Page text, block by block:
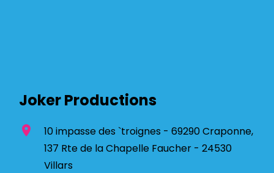
Joker Productions
location_on
10 impasse des `troignes - 69290 Craponne,
137 Rte de la Chapelle Faucher - 24530
Villars